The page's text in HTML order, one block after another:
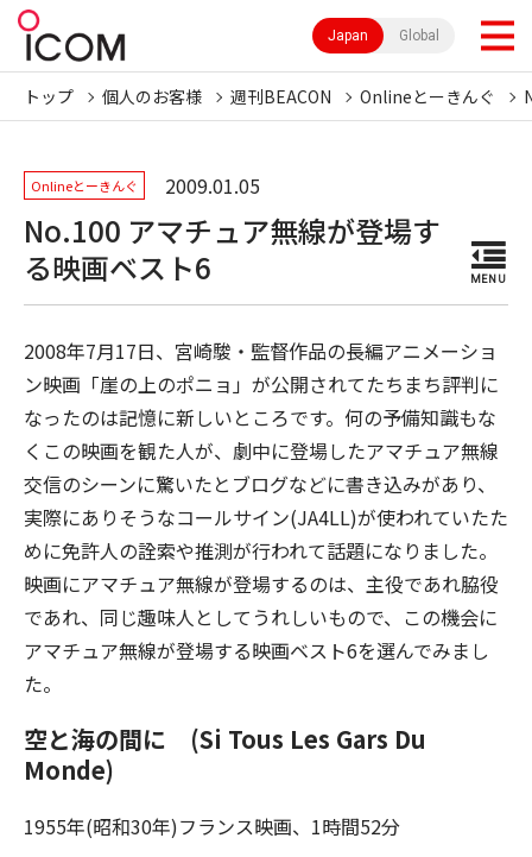
Japan Global
トップ 個人のお客様 週刊BEACON Onlineとーきんぐ
Onlineとーきんぐ 2009.01.05
No.100 アマチュア無線が登場す
る映画ベスト6
MENU
2008年7月17日、宮崎駿・監督作品の長編アニメーショ
ン映画「崖の上のポニョ」が公開されてたちまち評判に
なったのは記憶に新しいところです。何の予備知識もな
くこの映画を観た人が、劇中に登場したアマチュア無線
交信のシーンに驚いたとブログなどに書き込みがあり、
実際にありそうなコールサイン(JA4LL)が使われていたた
めに免許人の詮索や推測が行われて話題になりました。
映画にアマチュア無線が登場するのは、主役であれ脇役
であれ、同じ趣味人としてうれしいもので、この機会に
アマチュア無線が登場する映画ベスト6を選んでみまし
た。
空と海の間に (Si Tous Les Gars Du
Monde)
1955年(昭和30年)フランス映画、1時間52分